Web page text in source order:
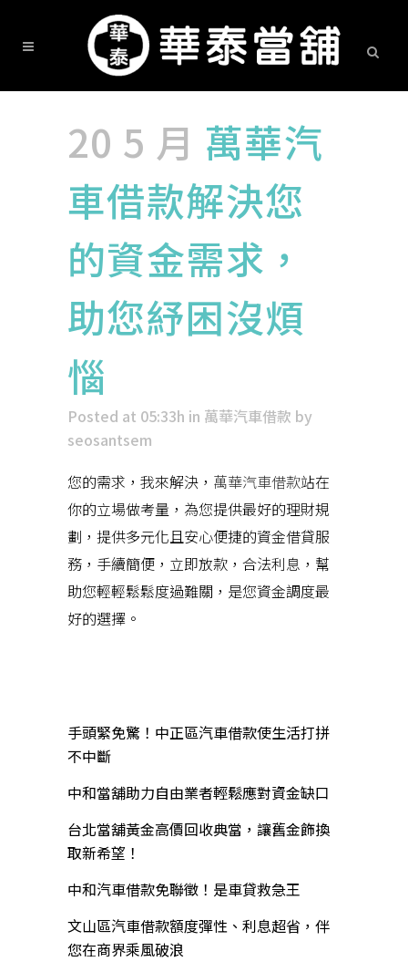
20 5 月 萬華汽
車借款解決您
的資金需求，
助您紓困沒煩
惱
Posted at 05:33h in 萬華汽車借款 by
seosantsem
您的需求，我來解決， 萬華汽車借款站在
你的立場做考量，為您提供最好的理財規
劃，提供多元化且安心便捷的資金借貸服
務，手續簡便，立即放款，合法利息，幫
助您輕輕鬆鬆度過難關，是您資金調度最
好的選擇。
手頭緊免驚！中正區汽車借款使生活打拼
不中斷
中和當舖助力自由業者輕鬆應對資金缺口
台北當舖黃金高價回收典當，讓舊金飾換
取新希望！
中和汽車借款免聯徵！是車貸救急王
文山區汽車借款額度彈性、利息超省，伴
您在商界乘風破浪